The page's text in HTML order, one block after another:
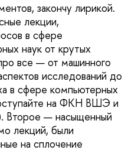
закончу лирикой.
лекции,
в сфере
наук от крутых
все — от машинного
исследований до
в сфере компьютерных
на ФКН ВШЭ и
Второе — насыщенный
лекций, были
на сплочение